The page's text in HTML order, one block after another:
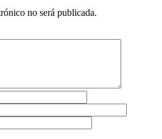
no será publicada.